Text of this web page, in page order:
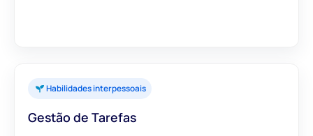
Habilidades interpessoais
Gestão de Tarefas